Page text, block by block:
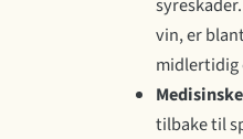
vin, er
midlertidig
tilbake til